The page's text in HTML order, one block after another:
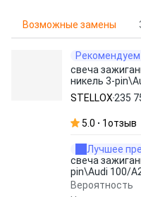
Возможные замены
свеча
никель 3-
Golf/Passat 93-
STELLOX 235
5.0 1отзыв
Лучшее
свеча
pin\Audi 100/
Вероятность